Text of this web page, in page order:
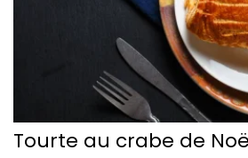
Tourte au crabe de